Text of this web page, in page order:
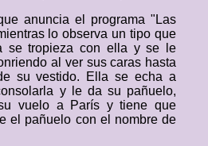
anuncia el programa "Las
lo observa un tipo que
se tropieza con ella y se le
al ver sus caras hasta
su vestido. Ella se echa a
y le da su pañuelo,
vuelo a París y tiene que
el pañuelo con el nombre de